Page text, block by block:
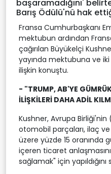
başaramadığını'
Barış Ödülü'nü hak
Fransa Cumhurbaşkanı
mektubun ardından
çağırılan Büyükelçi
yayında mektubuna ve iki
ilişkin konuştu.
- "TRUMP, AB'YE
İLİŞKİLERİ DAHA ADİL
Kushner, Avrupa
otomobil parçaları, ilaç
üzere yüzde 15 oranında
içeren ticaret
sağlamak" için yapıldığını